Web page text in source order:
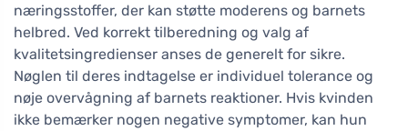
næringsstoffer, der kan støtte moderens og barnets
helbred. Ved korrekt tilberedning og valg af
kvalitetsingredienser anses de generelt for sikre.
Nøglen til deres indtagelse er individuel tolerance og
nøje overvågning af barnets reaktioner. Hvis kvinden
ikke bemærker nogen negative symptomer, kan hun